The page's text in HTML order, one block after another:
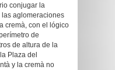
conjugar la
aglomeraciones
cremà, con el lógico
de
de altura de la
Plaza del
y la cremà no